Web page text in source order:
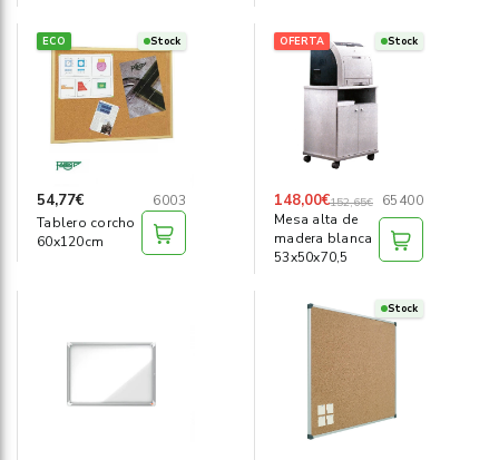
ECO Stock
54,77€
6003
Tablero corcho
60x120cm
OFERTA Stock
148,00€152,65€
65400
Mesa alta de
madera blanca
53x50x70,5
Stock